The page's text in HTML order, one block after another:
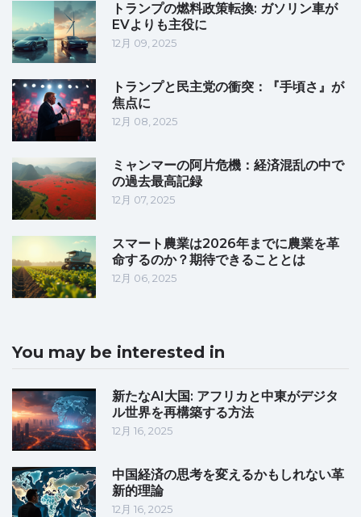
トランプの燃料政策転換: ガソリン車が
EVよりも主役に
12月 09, 2025
トランプと民主党の衝突：『手頃さ』が
焦点に
12月 08, 2025
ミャンマーの阿片危機：経済混乱の中で
の過去最高記録
12月 07, 2025
スマート農業は2026年までに農業を革
命するのか？期待できることとは
12月 06, 2025
You may be interested in
新たなAI大国: アフリカと中東がデジタ
ル世界を再構築する方法
12月 16, 2025
中国経済の思考を変えるかもしれない革
新的理論
12月 16, 2025